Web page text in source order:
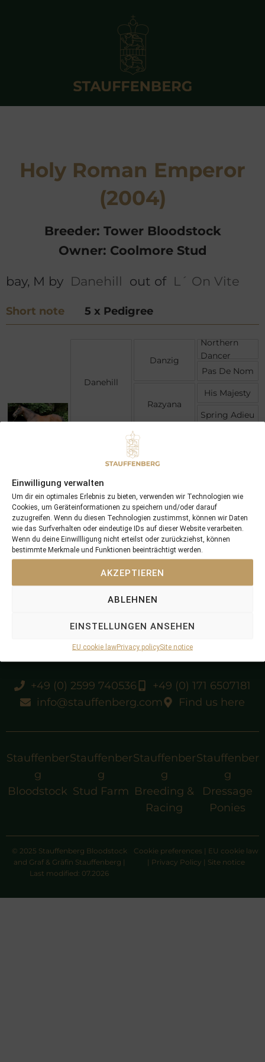
Einwilligung verwalten
Um dir ein optimales Erlebnis zu bieten, verwenden wir Technologien wie
Cookies, um Geräteinformationen zu speichern und/oder darauf
zuzugreifen. Wenn du diesen Technologien zustimmst, können wir Daten
wie das Surfverhalten oder eindeutige IDs auf dieser Website verarbeiten.
Wenn du deine Einwillligung nicht erteilst oder zurückziehst, können
bestimmte Merkmale und Funktionen beeinträchtigt werden.
AKZEPTIEREN
ABLEHNEN
EINSTELLUNGEN ANSEHEN
EU cookie lawPrivacy policySite notice
Holy Roman Emperor
(2004)
Breeder: Tower Bloodstock
Owner: Coolmore Stud
bay, M by Danehill out of L´ On Vite
Short note 5 x Pedigree
Danehill
L´ On Vite
Danzig
Razyana
Fanfreluche
Northern
Dancer
Pas De Nom
His Majesty
Spring Adieu
Ciboulette
Gr.1 winner
+49 (0) 2599 740536
+49 (0) 171 6507181
info@stauffenberg.com
Find us here
Stauffenber
g
Bloodstock
Stauffenber
g
Stud Farm
Stauffenber
g
Breeding &
Racing
Stauffenber
g
Dressage
Ponies
© 2025 Stauffenberg Bloodstock
and Graf & Gräfin Stauffenberg |
Last modified: 07.2026
Cookie preferences | EU cookie law
| Privacy Policy | Site notice